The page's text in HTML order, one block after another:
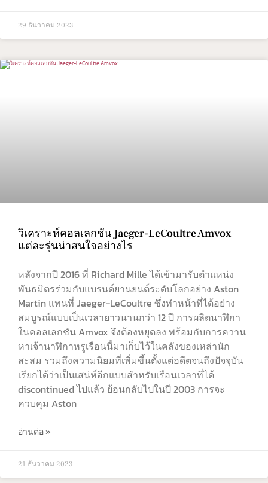
29 ธันวาคม 2023
วิเคราะห์คอลเลกชัน Jaeger-LeCoultre Amvox
แต่ละรุ่นน่าสนใจอย่างไร
หลังจากปี 2016 ที่ Richard Mille ได้เข้ามารับตำแหน่ง
พันธมิตรร่วมกับแบรนด์ยานยนต์ระดับโลกอย่าง Aston
Martin แทนที่ Jaeger-LeCoultre ซึ่งทำหน้าที่ได้อย่าง
สมบูรณ์แบบเป็นเวลายาวนานกว่า 12 ปี การผลิตนาฬิกา
ในคอลเลกชัน Amvox จึงต้องหยุดลง พร้อมกับการควาน
หาเจ้านาฬิกาหรูเรือนนี้มาเก็บไว้ในคลังของเหล่านัก
สะสม รวมถึงความนิยมที่เพิ่มขึ้นตั้งแต่อดีตจนถึงปัจจุบัน
เรียกได้ว่าเป็นเสน่ห์อีกแบบสำหรับเรือนเวลาที่ได้
discontinued ไปแล้ว ย้อนกลับไปในปี 2003 การจะ
ควบคุม Aston
อ่านต่อ »
21 ธันวาคม 2023